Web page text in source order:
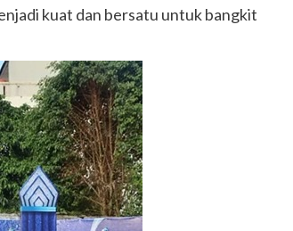
kuat dan bersatu untuk bangkit